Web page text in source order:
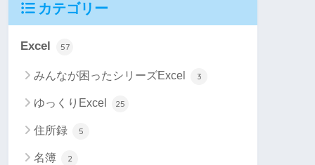
カテゴリー
Excel 57
みんなが困ったシリーズExcel 3
ゆっくりExcel 25
住所録 5
名簿 2